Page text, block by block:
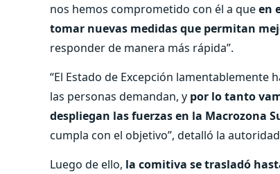
nos hemos comprometido con él a queen
tomar nuevas medidas que permitan
responder de manera más rápida”.
“El Estado de Excepción
las personas demandan, y por lo tanto
despliegan las fuerzas en la Macrozona
cumpla con el objetivo”, detalló la
Luego de ello, la comitiva se trasladó